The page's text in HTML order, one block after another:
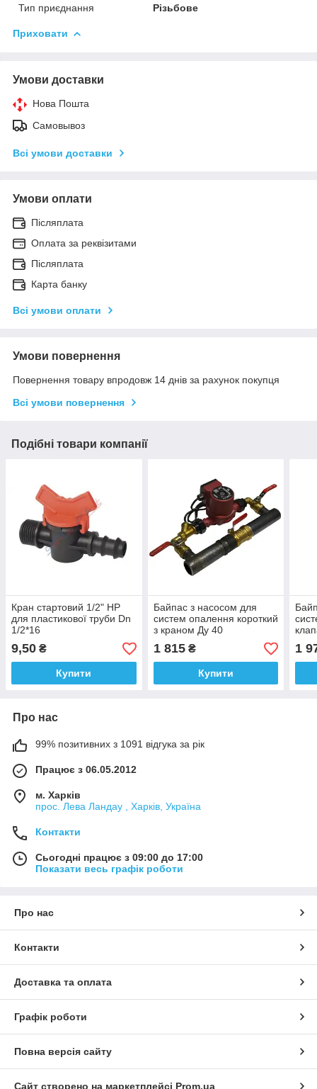
Тип приєднання
Різьбове
Приховати
Умови доставки
Нова Пошта
Самовывоз
Всі умови доставки
Умови оплати
Післяплата
Оплата за реквізитами
Післяплата
Карта банку
Всі умови оплати
Умови повернення
Повернення товару впродовж 14 днів за рахунок покупця
Всі умови повернення
Подібні товари компанії
Кран стартовий 1/2" НР
для пластикової труби Dn
1/2*16
9,50 ₴
Купити
Байпас з насосом для
систем опалення короткий
з краном Ду 40
1 815₴
Купити
1
Про нас
99% позитивних з 1091 відгука за рік
Працює з 06.05.2012
м. Харків
прос. Лева Ландау , Харків, Україна
Контакти
Сьогодні працює з 09:00 до 17:00
Показати весь графік роботи
Про нас
Контакти
Доставка та оплата
Графік роботи
Повна версія сайту
Сайт створено на маркетплейсі Prom.ua